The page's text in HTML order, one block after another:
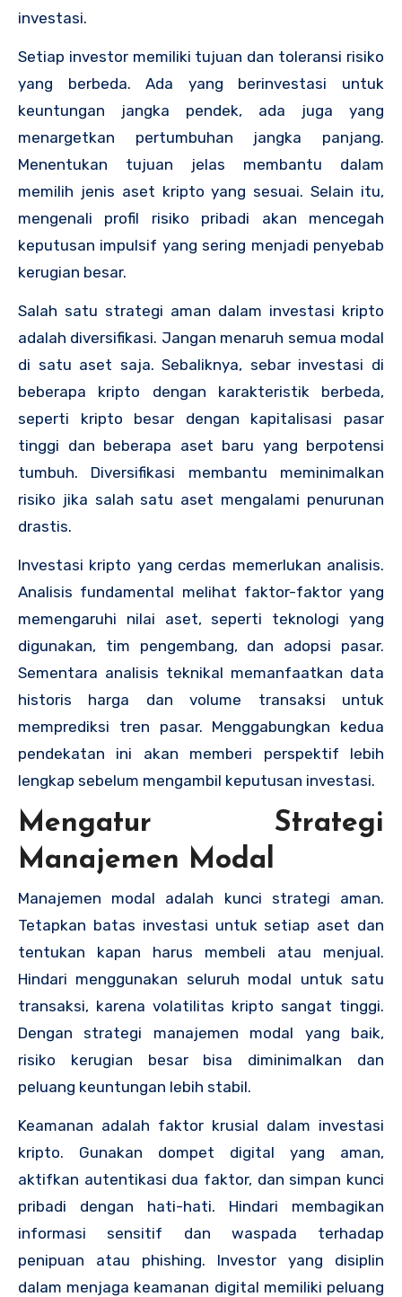
investasi.
Setiap investor memiliki tujuan dan toleransi risiko
yang berbeda. Ada yang berinvestasi untuk
keuntungan jangka pendek, ada juga yang
menargetkan pertumbuhan jangka panjang.
Menentukan tujuan jelas membantu dalam
memilih jenis aset kripto yang sesuai. Selain itu,
mengenali profil risiko pribadi akan mencegah
keputusan impulsif yang sering menjadi penyebab
kerugian besar.
Salah satu strategi aman dalam investasi kripto
adalah diversifikasi. Jangan menaruh semua modal
di satu aset saja. Sebaliknya, sebar investasi di
beberapa kripto dengan karakteristik berbeda,
seperti kripto besar dengan kapitalisasi pasar
tinggi dan beberapa aset baru yang berpotensi
tumbuh. Diversifikasi membantu meminimalkan
risiko jika salah satu aset mengalami penurunan
drastis.
Investasi kripto yang cerdas memerlukan analisis.
Analisis fundamental melihat faktor-faktor yang
memengaruhi nilai aset, seperti teknologi yang
digunakan, tim pengembang, dan adopsi pasar.
Sementara analisis teknikal memanfaatkan data
historis harga dan volume transaksi untuk
memprediksi tren pasar. Menggabungkan kedua
pendekatan ini akan memberi perspektif lebih
lengkap sebelum mengambil keputusan investasi.
Mengatur Strategi
Manajemen Modal
Manajemen modal adalah kunci strategi aman.
Tetapkan batas investasi untuk setiap aset dan
tentukan kapan harus membeli atau menjual.
Hindari menggunakan seluruh modal untuk satu
transaksi, karena volatilitas kripto sangat tinggi.
Dengan strategi manajemen modal yang baik,
risiko kerugian besar bisa diminimalkan dan
peluang keuntungan lebih stabil.
Keamanan adalah faktor krusial dalam investasi
kripto. Gunakan dompet digital yang aman,
aktifkan autentikasi dua faktor, dan simpan kunci
pribadi dengan hati-hati. Hindari membagikan
informasi sensitif dan waspada terhadap
penipuan atau phishing. Investor yang disiplin
dalam menjaga keamanan digital memiliki peluang